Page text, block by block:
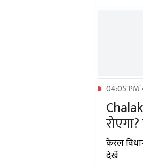
04:05 PM
केरल
देखें